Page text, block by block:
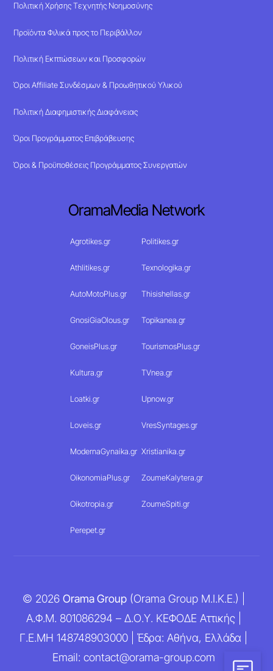
Πολιτική Χρήσης Τεχνητής Νοημοσύνης
Προϊόντα Φιλικά προς το Περιβάλλον
Πολιτική Εκπτώσεων και Προσφορών
Όροι Affiliate Συνδέσμων & Προωθητικού Υλικού
Πολιτική Διαφημιστικής Διαφάνειας
Όροι Προγράμματος Επιβράβευσης
Όροι & Προϋποθέσεις Προγράμματος Συνεργατών
OramaMedia Network
Agrotikes.gr Politikes.gr
Athlitikes.gr Texnologika.gr
AutoMotoPlus.gr Thisishellas.gr
GnosiGiaOlous.gr Topikanea.gr
GoneisPlus.gr TourismosPlus.gr
Kultura.gr TVnea.gr
Loatki.gr Upnow.gr
Loveis.gr VresSyntages.gr
ModernaGynaika.gr Xristianika.gr
OikonomiaPlus.gr ZoumeKalytera.gr
Oikotropia.gr ZoumeSpiti.gr
Perepet.gr
© 2026 Orama Group(Orama Group Μ.Ι.Κ.Ε.) |
Α.Φ.Μ. 801086294 – Δ.Ο.Υ. ΚΕΦΟΔΕ Αττικής |
Γ.Ε.ΜΗ 148748903000 | Έδρα: Αθήνα, Ελλάδα |
Email: contact@orama-group.com